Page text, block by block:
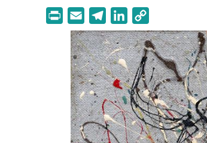
o
p
y
L
i
n
k
i
n
k
e
d
I
n
e
l
e
g
r
a
m